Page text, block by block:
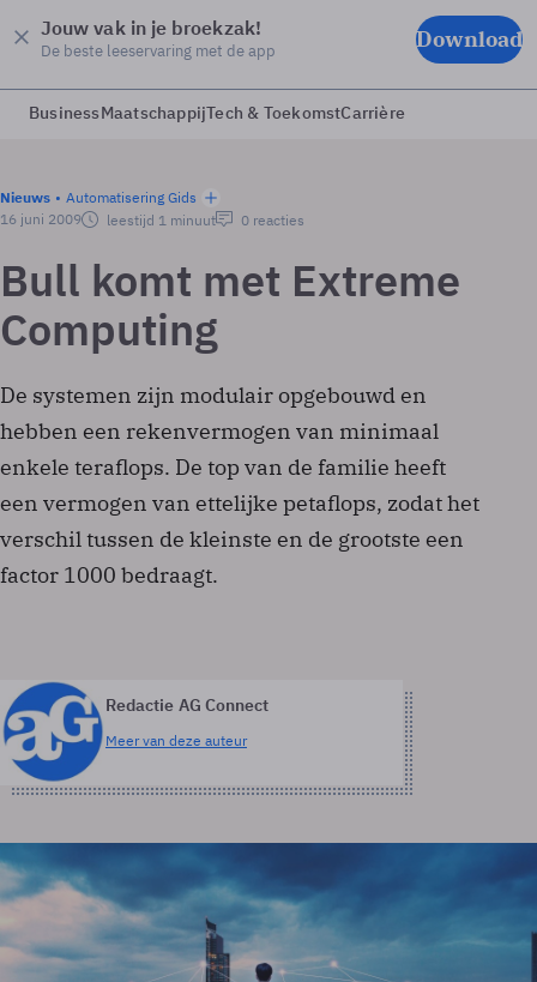
Jouw vak in je broekzak!
De beste leeservaring met de app Download
BusinessMaatschappijTech & ToekomstCarrière
Nieuws
Automatisering Gids
16 juni 2009
leestijd 1 minuut 0 reacties
Bull komt met Extreme
Computing
De systemen zijn modulair opgebouwd en
hebben een rekenvermogen van minimaal
enkele teraflops. De top van de familie heeft
een vermogen van ettelijke petaflops, zodat het
verschil tussen de kleinste en de grootste een
factor 1000 bedraagt.
Redactie AG Connect
Meer van deze auteur